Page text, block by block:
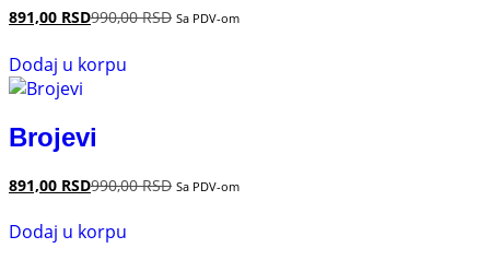
891,00 RSD990,00RSD Sa PDV-om
Dodaj u korpu
Brojevi
891,00 RSD990,00RSD Sa PDV-om
Dodaj u korpu